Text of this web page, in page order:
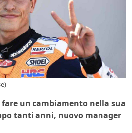
fare un cambiamento nella sua
tanti anni, nuovo manager